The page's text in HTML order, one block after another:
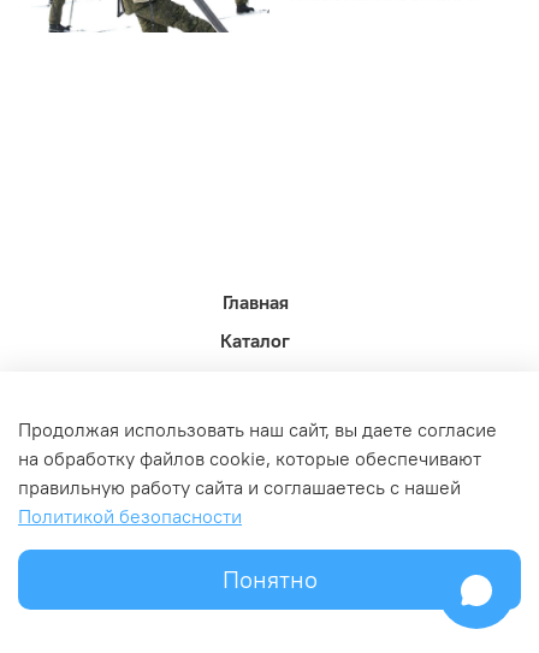
Главная
Каталог
Доставка
Политика возврата
Связь с администрацией
Оферта и политика конфедициальности
Продолжая использовать наш сайт, вы даете согласие
на обработку файлов cookie, которые обеспечивают
правильную работу сайта и соглашаетесь с нашей
Политикой безопасности
Понятно